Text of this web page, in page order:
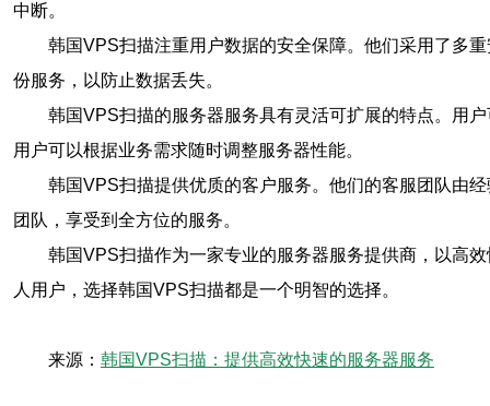
中断。
韩国VPS扫描注重用户数据的安全保障。他们采用了多
份服务，以防止数据丢失。
韩国VPS扫描的服务器服务具有灵活可扩展的特点。用
用户可以根据业务需求随时调整服务器性能。
韩国VPS扫描提供优质的客户服务。他们的客服团队由
团队，享受到全方位的服务。
韩国VPS扫描作为一家专业的服务器服务提供商，以高
人用户，选择韩国VPS扫描都是一个明智的选择。
来源： 韩国VPS扫描：提供高效快速的服务器服务